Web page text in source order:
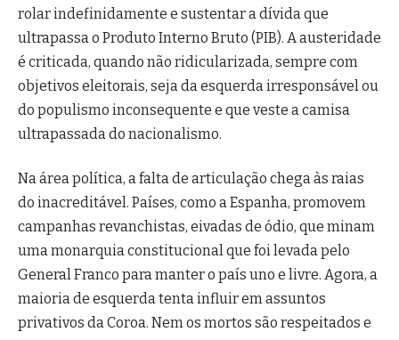
rolar indefinidamente e sustentar a dívida que
ultrapassa o Produto Interno Bruto (PIB). A austeridade
é criticada, quando não ridicularizada, sempre com
objetivos eleitorais, seja da esquerda irresponsável ou
do populismo inconsequente e que veste a camisa
ultrapassada do nacionalismo.
Na área política, a falta de articulação chega às raias
do inacreditável. Países, como a Espanha, promovem
campanhas revanchistas, eivadas de ódio, que minam
uma monarquia constitucional que foi levada pelo
General Franco para manter o país uno e livre. Agora, a
maioria de esquerda tenta influir em assuntos
privativos da Coroa. Nem os mortos são respeitados e